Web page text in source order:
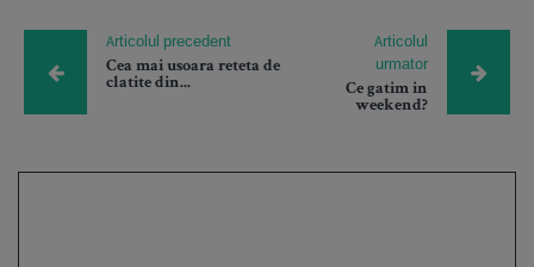
Articolul precedent
Cea mai usoara reteta de
clatite din...
Articolul
urmator
Ce gatim in
weekend?